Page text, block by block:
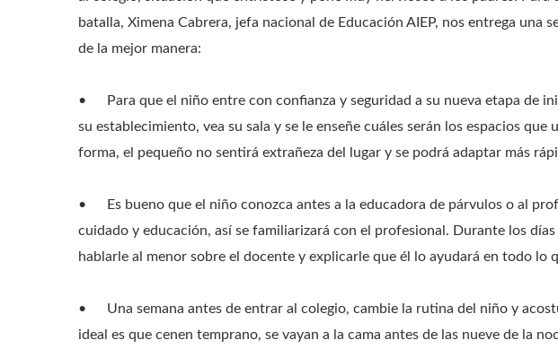
batalla, Ximena Cabrera, jefa nacional de Educación AIEP, nos entrega una
de la mejor manera:
•
Para que el niño entre con confianza y seguridad a su nueva etapa de
su establecimiento, vea su sala y se le enseñe cuáles serán los espacios que
forma, el pequeño no sentirá extrañeza del lugar y se podrá adaptar más
•
Es bueno que el niño conozca antes a la educadora de párvulos o al
cuidado y educación, así se familiarizará con el profesional. Durante los días
hablarle al menor sobre el docente y explicarle que él lo ayudará en todo lo
•
Una semana antes de entrar al colegio, cambie la rutina del niño y
ideal es que cenen temprano, se vayan a la cama antes de las nueve de la